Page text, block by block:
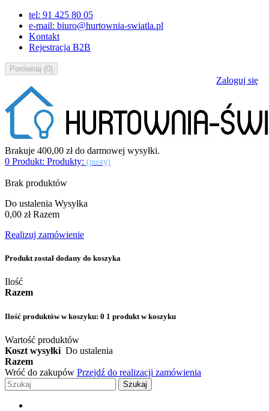
tel: 91 425 80 05
e-mail: biuro@hurtownia-swiatla.pl
Kontakt
Rejestracja B2B
Porównaj (0)
Zaloguj się
Brakuje 400,00 złdo darmowej wysyłki.
0 Produkt: Produkty: (pusty)
Brak produktów
Do ustalenia Wysyłka
0,00 zł Razem
Realizuj zamówienie
Produkt został dodany do koszyka
Ilość
Razem
Ilość produktów w koszyku: 0 1 produkt w koszyku
Wartość produktów
Koszt wysyłki Do ustalenia
Razem
Wróć do zakupów Przejdź do realizacji zamówienia
Szukaj